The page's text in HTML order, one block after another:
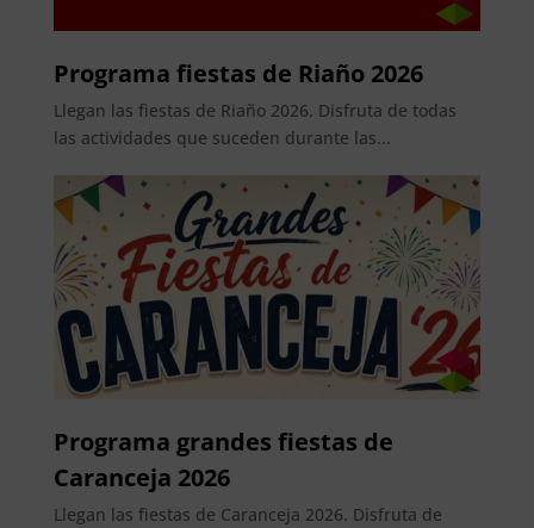
Programa fiestas de Riaño 2026
Llegan las fiestas de Riaño 2026. Disfruta de todas
las actividades que suceden durante las...
Programa grandes fiestas de
Caranceja 2026
Llegan las fiestas de Caranceja 2026. Disfruta de